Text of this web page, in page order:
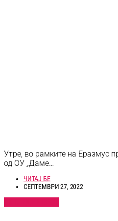
Утре, во рамките на Еразмус
од ОУ „Даме…
ЧИТАЈ БЕ
СЕПТЕМВРИ 27, 2022
ПОГЛЕДНИ ВЕСТ